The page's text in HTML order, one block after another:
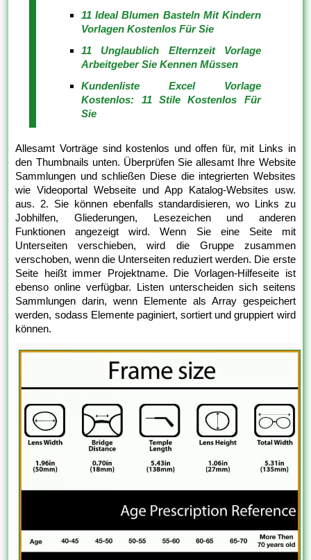
11 Ideal Blumen Basteln Mit Kindern
Vorlagen Kostenlos Für Sie
11 Unglaublich Elternzeit Vorlage
Arbeitgeber Sie Kennen Müssen
Kundenliste Excel Vorlage
Kostenlos: 11 Stile Kostenlos Für
Sie
Allesamt Vorträge sind kostenlos und offen für, mit Links in
den Thumbnails unten. Überprüfen Sie allesamt Ihre Website
Sammlungen und schließen Diese die integrierten Websites
wie Videoportal Webseite und App Katalog-Websites usw.
aus. 2. Sie können ebenfalls standardisieren, wo Links zu
Jobhilfen, Gliederungen, Lesezeichen und anderen
Funktionen angezeigt wird. Wenn Sie eine Seite mit
Unterseiten verschieben, wird die Gruppe zusammen
verschoben, wenn die Unterseiten reduziert werden. Die erste
Seite heißt immer Projektname. Die Vorlagen-Hilfeseite ist
ebenso online verfügbar. Listen unterscheiden sich seitens
Sammlungen darin, wenn Elemente als Array gespeichert
werden, sodass Elemente paginiert, sortiert und gruppiert wird
können.